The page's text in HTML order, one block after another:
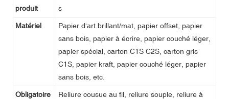
produit
s
Matériel
Papier d'art brillant/mat, papier offset, papier
sans bois, papier à écrire, papier couché léger,
papier spécial, carton C1S C2S, carton gris
C1S, papier kraft, papier couché léger, papier
sans bois, etc.
Obligatoire
Reliure cousue au fil, reliure souple, reliure à